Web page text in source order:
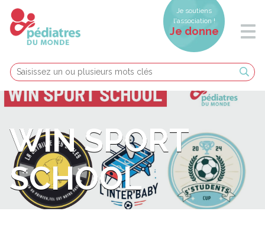
Je soutiens
l'association !
Je donne
WIN SPORT
SCHOOL